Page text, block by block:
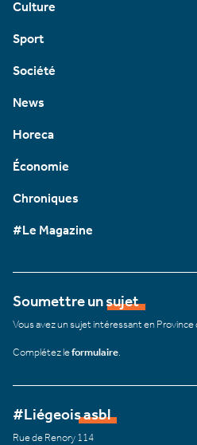
Culture
Sport
Société
News
Horeca
Économie
Chroniques
#Le Magazine
Soumettre un sujet
Vous avez un sujet intéressant en
Complétez leformulaire
#Liégeois asbl
Rue de Renory 114